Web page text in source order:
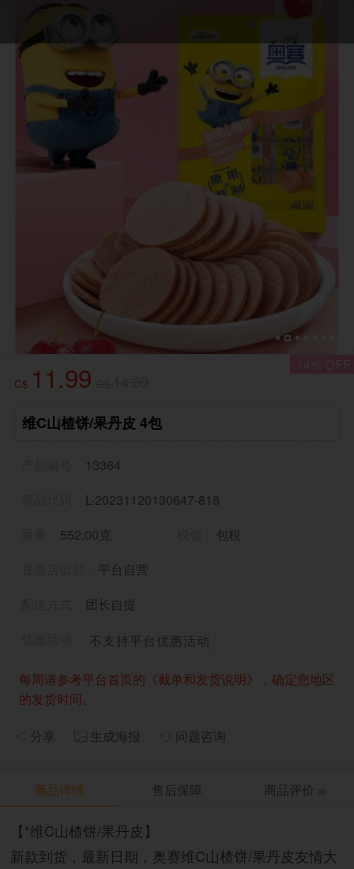
C$ 11.99
维C山楂饼/果丹皮 4包
13364
L-20231120130647-818
552.00克
包税
平台自营
团长自提
不支持平台优惠活动
每周请参考平台首页的《截单和发货说明》，确定您地区
的发货时间。
分享
生成海报 问题咨询
商品详情 售后保障 商品评价 (0)
【*维C山楂饼/果丹皮】
新款到货，最新日期，奥赛维C山楂饼/果丹皮友情大